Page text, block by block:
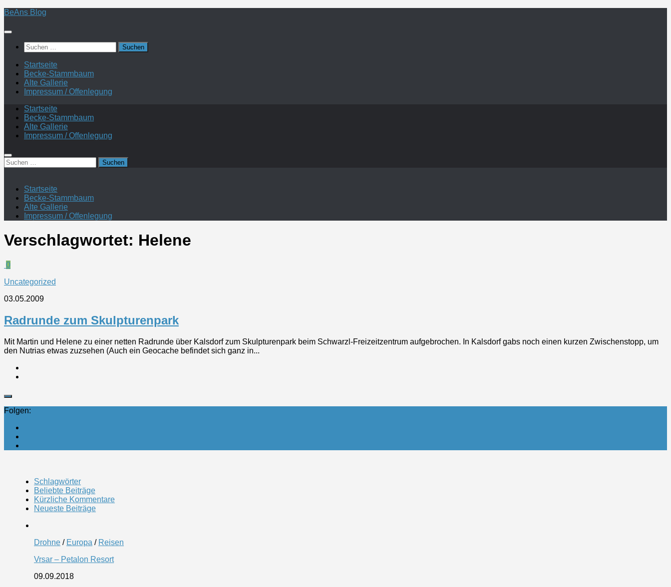
Zum
springen
BeAns Blog
Suchen
nach:
Startseite
Becke-Stammbaum
Alte Gallerie
Impressum / Offenlegung
Startseite
Becke-Stammbaum
Alte Gallerie
Impressum / Offenlegung
Suchen
nach:
Startseite
Becke-Stammbaum
Alte Gallerie
Impressum / Offenlegung
Verschlagwortet: Helene
0
Uncategorized
03.05.2009
Radrunde zum Skulpturenpark
Mit Martin und Helene zu einer netten Radrunde über Kalsdorf zum Skulpturenpark beim Schwarzl-Freizeitzentrum aufgebrochen. In Kalsdorf gabs noch einen kurzen Zwischenstopp, um
den Nutrias etwas zuzsehen (Auch ein Geocache befindet sich ganz in...
Folgen:
Schlagwörter
Beliebte Beiträge
Kürzliche Kommentare
Neueste Beiträge
Drohne / Europa / Reisen
Vrsar – Petalon Resort
09.09.2018